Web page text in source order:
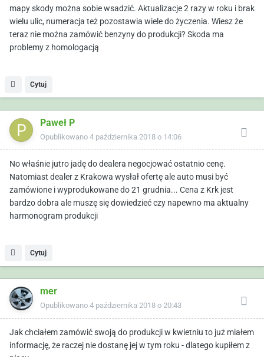
mapy skody można sobie wsadzić. Aktualizacje 2 razy w roku i brak
wielu ulic, numeracja też pozostawia wiele do życzenia. Wiesz że
teraz nie można zamówić benzyny do produkcji? Skoda ma
problemy z homologacją
Cytuj
Paweł P
Opublikowano 4 października 2018 o 14:06
No właśnie jutro jadę do dealera negocjować ostatnio cenę.
Natomiast dealer z Krakowa wysłał ofertę ale auto musi być
zamówione i wyprodukowane do 21 grudnia... Cena z Krk jest
bardzo dobra ale muszę się dowiedzieć czy napewno ma aktualny
harmonogram produkcji
Cytuj
mer
Opublikowano 4 października 2018 o 20:43
Jak chciałem zamówić swoją do produkcji w kwietniu to już miałem
informację, że raczej nie dostanę jej w tym roku - dlatego kupiłem z